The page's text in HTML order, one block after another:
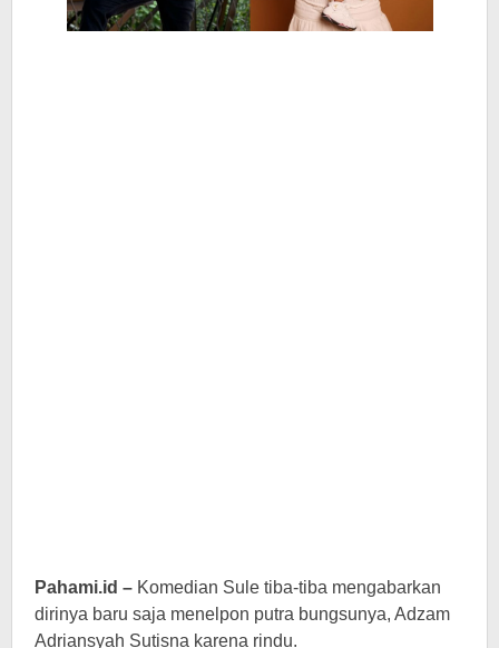
Baru
Pahami.id – Komedian Sule tiba-tiba mengabarkan
dirinya baru saja menelpon putra bungsunya, Adzam
Adriansyah Sutisna karena rindu.